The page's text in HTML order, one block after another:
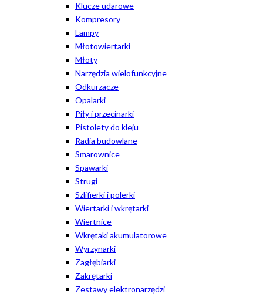
Klucze udarowe
Kompresory
Lampy
Młotowiertarki
Młoty
Narzędzia wielofunkcyjne
Odkurzacze
Opalarki
Piły i przecinarki
Pistolety do kleju
Radia budowlane
Smarownice
Spawarki
Strugi
Szlifierki i polerki
Wiertarki i wkrętarki
Wiertnice
Wkrętaki akumulatorowe
Wyrzynarki
Zagłębiarki
Zakrętarki
Zestawy elektronarzędzi